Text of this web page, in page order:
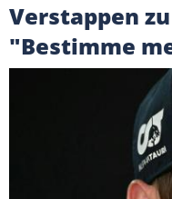
Verstappen
"Bestimme